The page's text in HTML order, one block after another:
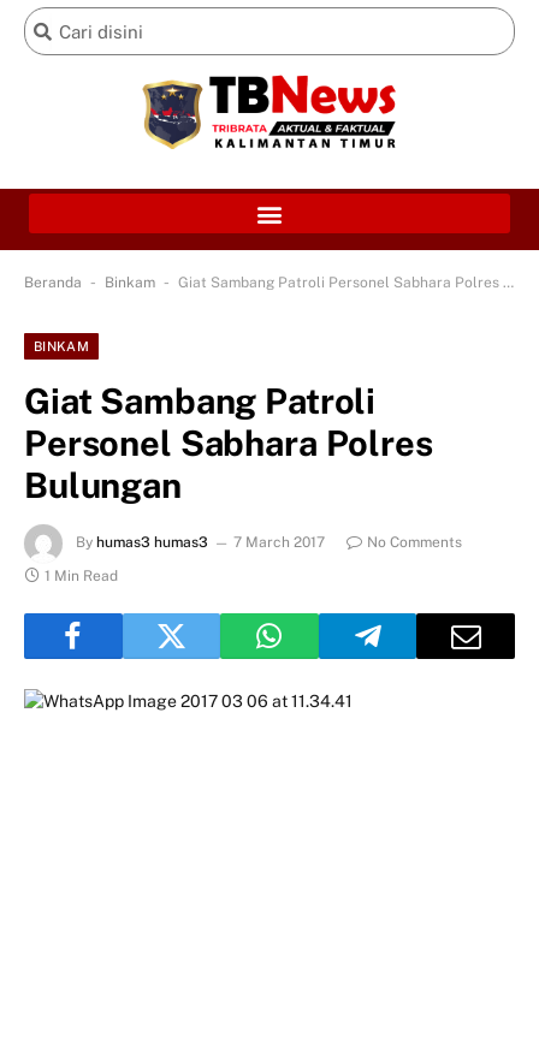
Beranda - Binkam - Giat Sambang Patroli Personel Sabhara Polres Bulungan
BINKAM
Giat Sambang Patroli
Personel Sabhara Polres
Bulungan
By humas3 humas3 7 March 2017
No Comments
1 Min Read